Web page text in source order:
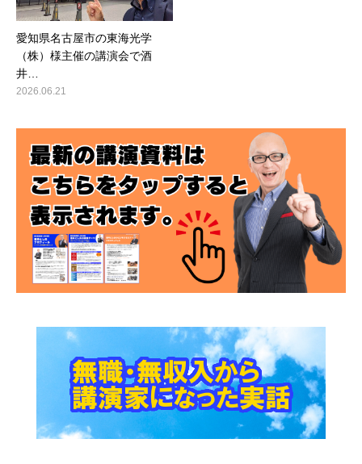
愛知県名古屋市の東海光学
（株）様主催の講演会で酒
井…
2026.06.21